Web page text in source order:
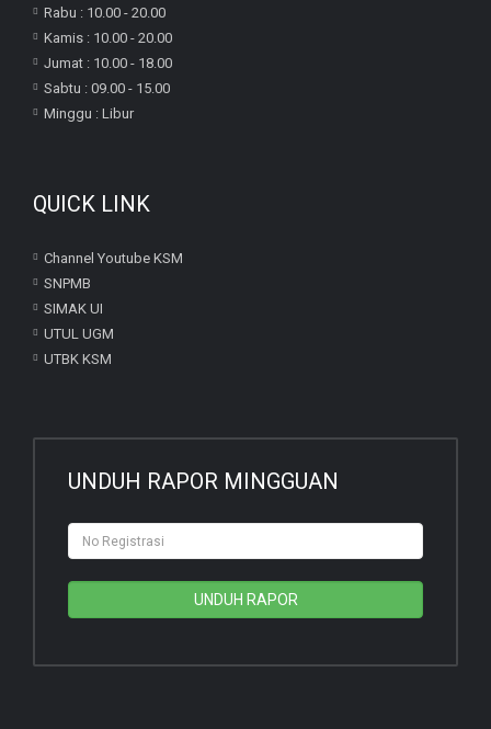
Rabu : 10.00 - 20.00
Kamis : 10.00 - 20.00
Jumat : 10.00 - 18.00
Sabtu : 09.00 - 15.00
Minggu : Libur
QUICK LINK
Channel Youtube KSM
SNPMB
SIMAK UI
UTUL UGM
UTBK KSM
UNDUH RAPOR MINGGUAN
UNDUH RAPOR